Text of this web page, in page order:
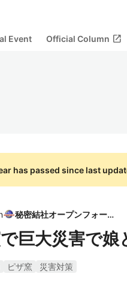
Event Official Column open_in_new
has passed since last
秘密結社オープンフォース
巨大災害で
ピザ窯
災害対策